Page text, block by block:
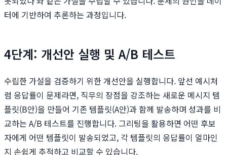
터에 기반하여 추론하는 과정입니다.
4단계: 개선안 실행 및 A/B 테스트
수립한 가설을 검증하기 위한 개선안을 실행합니다. 앞선 예시처
럼 응답률이 문제라면, 직무의 장점을 강조하는 새로운 메시지 템
플릿(B안)을 만들어 기존 템플릿(A안)과 함께 발송하며 성과를 비
교하는 A/B 테스트를 진행합니다. 그리팅을 활용하면 어떤 후보
자에게 어떤 템플릿이 발송되었고, 각 템플릿의 응답률이 얼마인
지 손쉽게 추적하고 비교할 수 있습니다.